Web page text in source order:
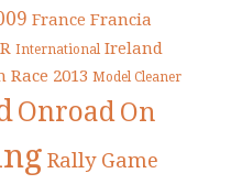
France Francia
International Ireland
2013 Model Cleaner
OnroadOn
Rally Game